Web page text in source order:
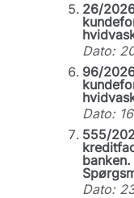
26/
Dato:
96/
Dato:
555/
Dato: